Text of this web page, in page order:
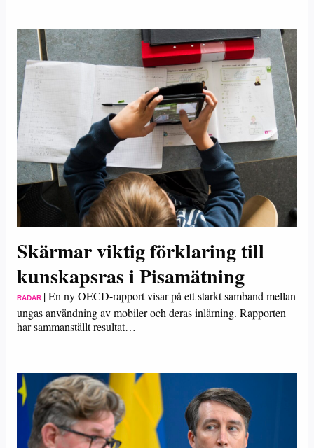
Skärmar viktig förklaring till
kunskapsras i Pisamätning
RADAR |En ny OECD-rapport visar på ett starkt samband mellan
ungas användning av mobiler och deras inlärning. Rapporten
har sammanställt resultat…